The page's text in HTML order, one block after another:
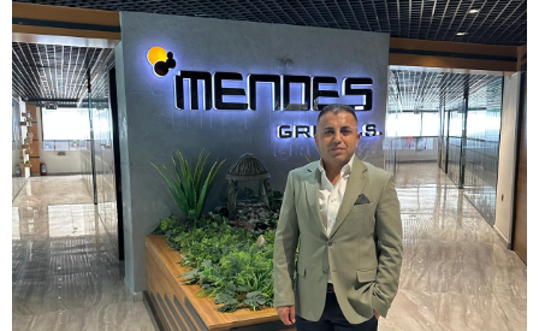
WhatsApp İhbar Hattı
Facebook